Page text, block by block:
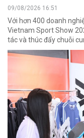
09/08/2026 16:51
Với hơn 400 doanh
Vietnam Sport Show
tác và thúc đẩy chuỗi